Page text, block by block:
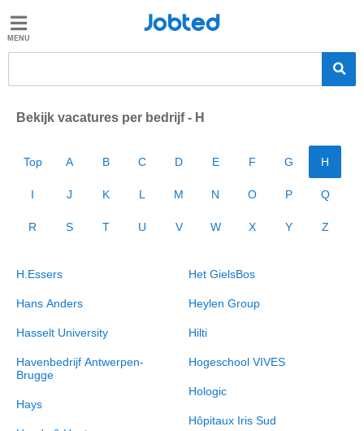
Jobted
Taal
Jobted
Bekijk vacatures per bedrijf - H
Top A B C D E F G H
I J K L M N O P Q
R S T U V W X Y Z
H.Essers
Hans Anders
Hasselt University
Havenbedrijf Antwerpen-
Brugge
Hays
Het GielsBos
Heylen Group
Hilti
Hogeschool VIVES
Hologic
Hôpitaux Iris Sud